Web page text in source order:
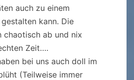
auch zu einem
kann. Die
chaotisch ab und nix
Zeit….
bei uns auch doll im
(Teilweise immer